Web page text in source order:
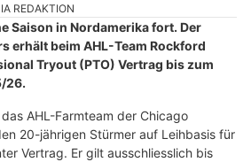
REDAKTION
Saison in Nordamerika fort. Der
erhält beim AHL-Team Rockford
Tryout (PTO) Vertrag bis zum
26.
AHL-Farmteam der Chicago
20-jährigen Stürmer auf Leihbasis für
Vertrag. Er gilt ausschliesslich bis